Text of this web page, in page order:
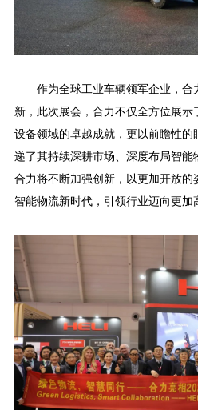
作为全球工业车辆领军企业，合
新，此次展会，合力不仅全方位展
设备领域的卓越成就，更以前瞻性
递了其持续深耕市场、深度布局智能
合力将不断加强创新，以更加开放的
智能物流新时代，引领行业迈向更加